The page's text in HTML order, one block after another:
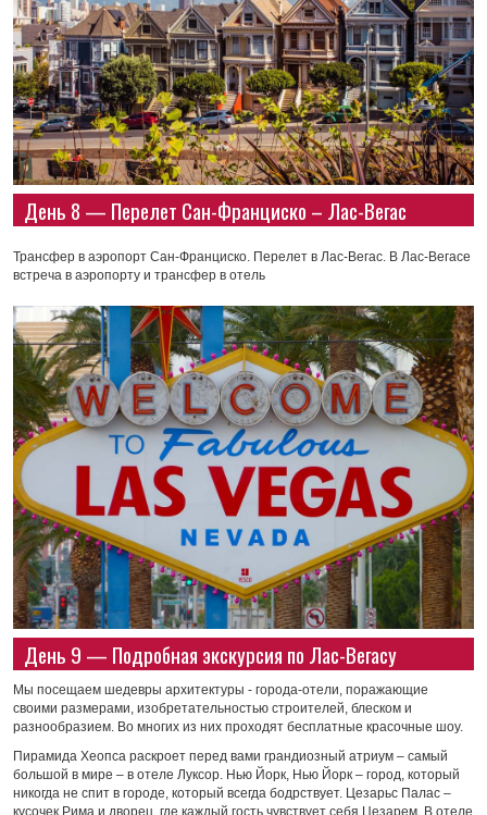
День 8 — Перелет Сан-Франциско – Лас-Вегас
Трансфер в аэропорт Сан-Франциско. Перелет в Лас-Вегас. В Лас-Вегасе
встреча в аэропорту и трансфер в отель
День 9 — Подробная экскурсия по Лас-Вегасу
Мы посещаем шедевры архитектуры - города-отели, поражающие
своими размерами, изобретательностью строителей, блеском и
разнообразием. Во многих из них проходят бесплатные красочные шоу.
Пирамида Хеопса раскроет перед вами грандиозный атриум – самый
большой в мире – в отеле Луксор. Нью Йорк, Нью Йорк – город, который
никогда не спит в городе, который всегда бодрствует. Цезарьс Палас –